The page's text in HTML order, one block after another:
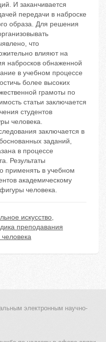
И заканчивается
передачи в наброске
образа. Для решения
что
влияют на
набросков обнаженной
в учебном процессе
более высоких
грамоты по
статьи заключается
студентов
человека.
заключается в
заданий,
в процессе
Результаты
применять в учебном
академическому
человека.
искусство,
преподавания
электронным научно-